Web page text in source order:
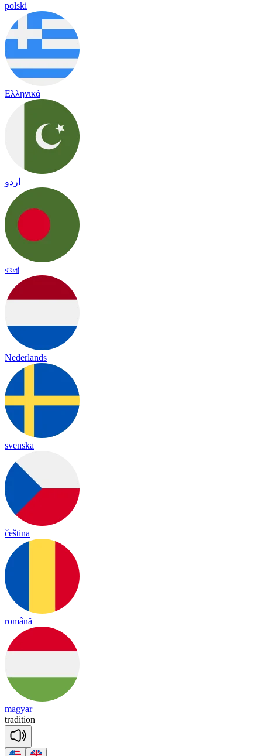
polski
Ελληνικά
اردو
বাংলা
Nederlands
svenska
čeština
română
magyar
tradition